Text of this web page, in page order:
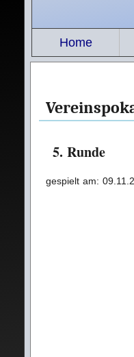
Home
5. Runde
gespielt am: